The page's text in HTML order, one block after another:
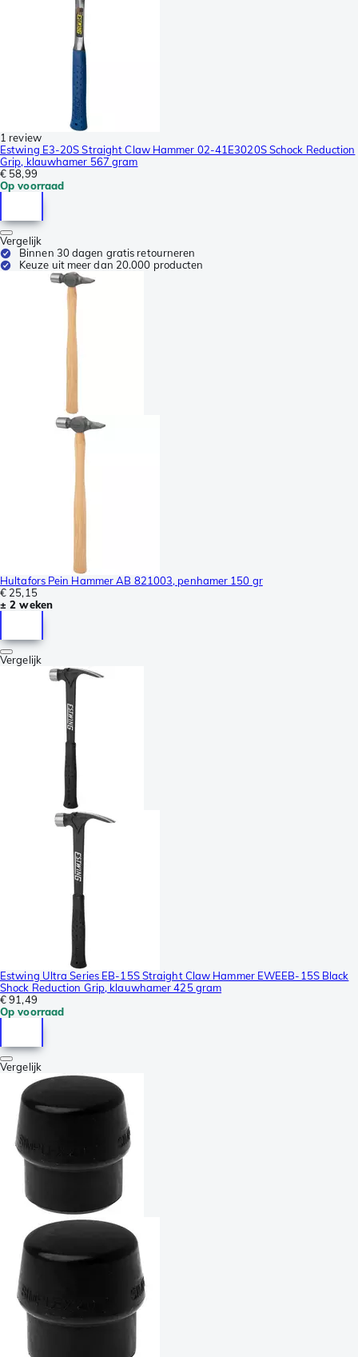
1 review
Estwing E3-20S Straight Claw Hammer 02-41E3020S Schock Reduction
Grip, klauwhamer 567 gram
€ 58,99
Op voorraad
Vergelijk
Binnen 30 dagen gratis retourneren
Keuze uit meer dan 20.000 producten
Hultafors Pein Hammer AB 821003, penhamer 150 gr
€ 25,15
± 2 weken
Vergelijk
Estwing Ultra Series EB-15S Straight Claw Hammer EWEEB-15S Black
Shock Reduction Grip, klauwhamer 425 gram
€ 91,49
Op voorraad
Vergelijk